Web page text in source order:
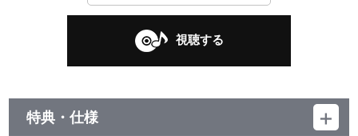
視聴する
特典・仕様